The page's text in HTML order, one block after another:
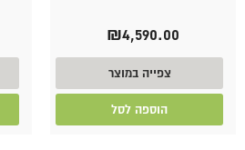
₪4,590.00
צפייה במוצר
הוספה לסל